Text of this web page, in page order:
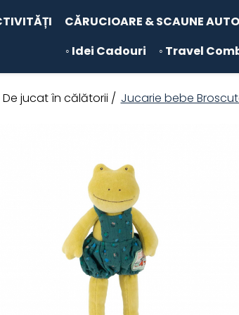
CĂRUCIOARE & SCAUNE AUTO
◦ Idei Cadouri
◦ Travel
De jucat în călătorii / Jucarie bebe